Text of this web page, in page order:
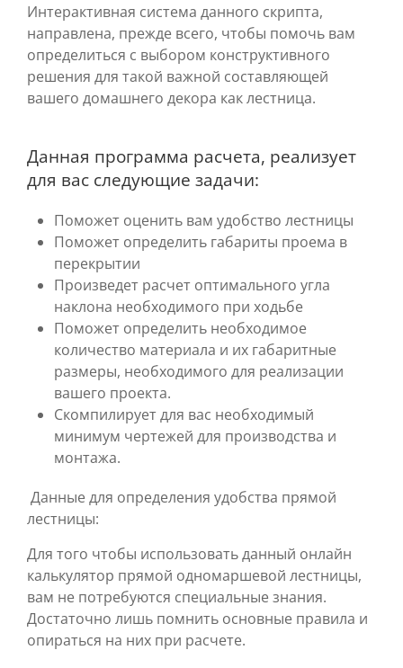
Интерактивная система данного скрипта,
направлена, прежде всего, чтобы помочь вам
определиться с выбором конструктивного
решения для такой важной составляющей
вашего домашнего декора как лестница.
Данная программа расчета, реализует
для вас следующие задачи:
Поможет оценить вам удобство лестницы
Поможет определить габариты проема в
перекрытии
Произведет расчет оптимального угла
наклона необходимого при ходьбе
Поможет определить необходимое
количество материала и их габаритные
размеры, необходимого для реализации
вашего проекта.
Скомпилирует для вас необходимый
минимум чертежей для производства и
монтажа.
Данные для определения удобства прямой
лестницы:
Для того чтобы использовать данный онлайн
калькулятор прямой одномаршевой лестницы,
вам не потребуются специальные знания.
Достаточно лишь помнить основные правила и
опираться на них при расчете.